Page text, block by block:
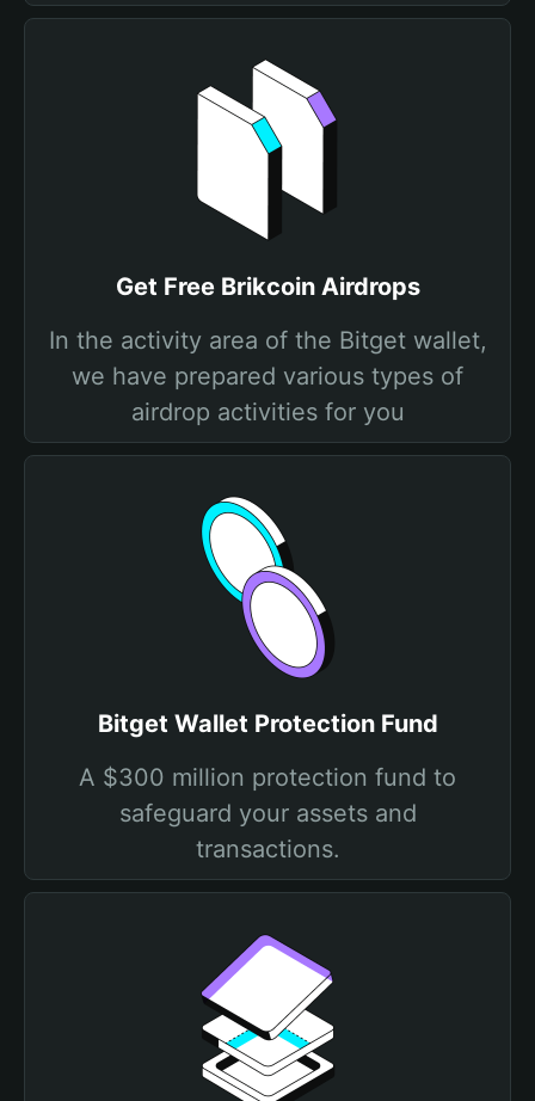
Get Free Brikcoin Airdrops
In the activity area of the Bitget wallet,
we have prepared various types of
airdrop activities for you
Bitget Wallet Protection Fund
A $300 million protection fund to
safeguard your assets and
transactions.